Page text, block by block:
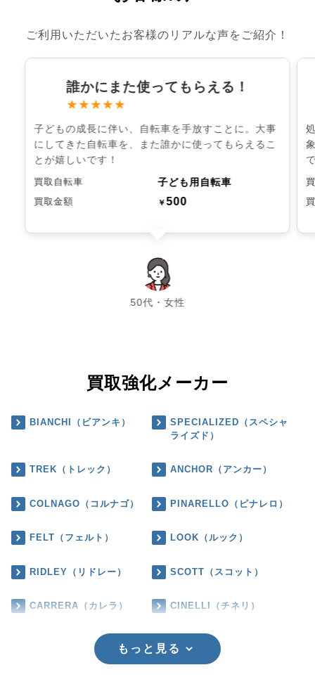
ご利用いただいたお客様のリアルな声をご紹介！
誰かにまた使ってもらえる！
★★★★★
子どもの成長に伴い、自転車を手放すことに。大事
にしてきた自転車を、また誰かに使ってもらえるこ
とが嬉しいです！
買取自転車 子ども用自転車
買取金額 ￥500
50代・女性
chevron_left chevron_right
買取強化メーカー
BIANCHI（ビアンキ）
SPECIALIZED（スペシャ
ライズド）
TREK（トレック） ANCHOR（アンカー）
COLNAGO（コルナゴ） PINARELLO（ピナレロ）
FELT（フェルト） LOOK（ルック）
RIDLEY（リドレー） SCOTT（スコット）
CARRERA（カレラ） CINELLI（チネリ）
もっと見る